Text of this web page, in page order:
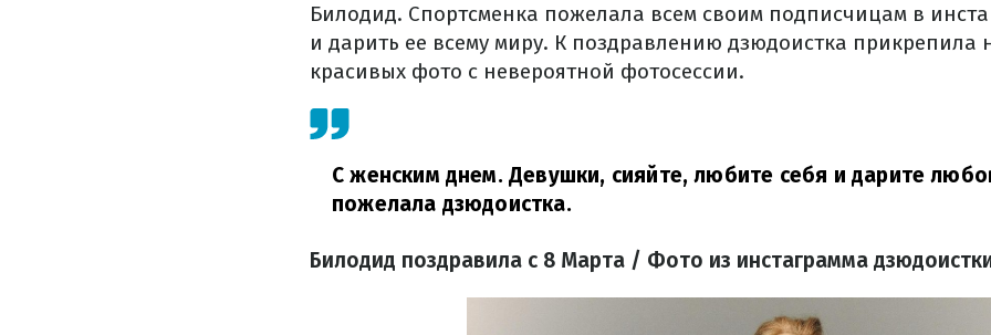
Билодид. Спортсменка пожелала всем своим подписчицам в
и дарить ее всему миру. К поздравлению дзюдоистка прикрепила
красивых фото с невероятной фотосессии.
С женским днем. Девушки, сияйте, любите себя и дарите
пожелала дзюдоистка.
Билодид поздравила с 8 Марта / Фото из инстаграмма